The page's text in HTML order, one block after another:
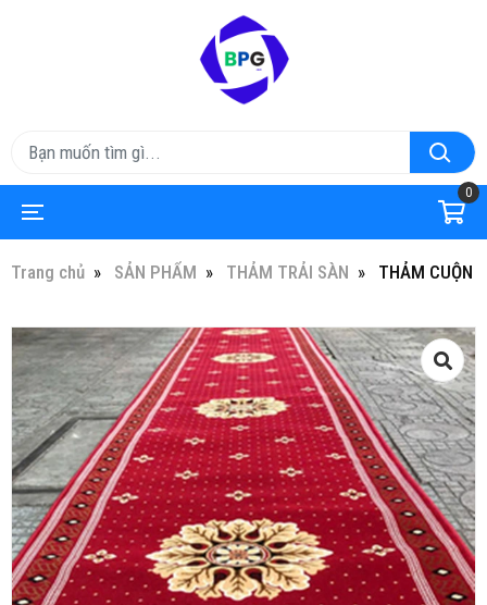
0
Trang chủ SẢN PHẨM THẢM TRẢI SÀN THẢM CUỘN